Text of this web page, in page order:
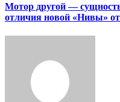
Мотор другой —
отличия новой «Нивы»